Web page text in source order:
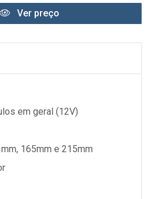
Ver preço
em geral (12V)
165mm e 215mm